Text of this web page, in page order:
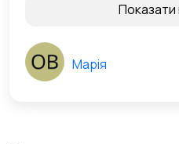
Показати
Марія